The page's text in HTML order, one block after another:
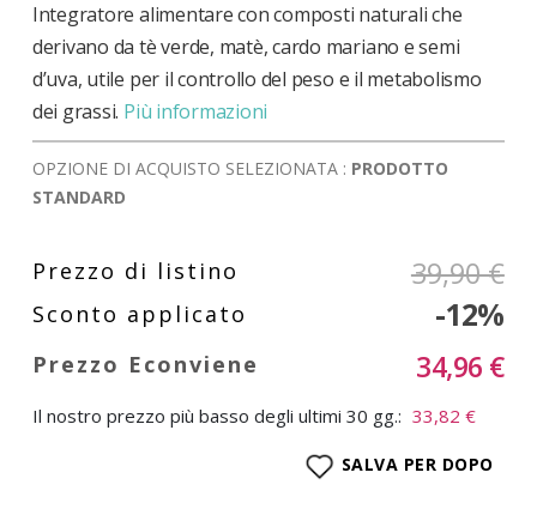
Integratore alimentare con composti naturali che
derivano da tè verde, matè, cardo mariano e semi
d’uva, utile per il controllo del peso e il metabolismo
dei grassi. Più informazioni
OPZIONE DI ACQUISTO SELEZIONATA : PRODOTTO
STANDARD
39,90 €
-12%
34,96 €
Il nostro prezzo più basso degli ultimi 30 gg.: 33,82 €
SALVA PER DOPO